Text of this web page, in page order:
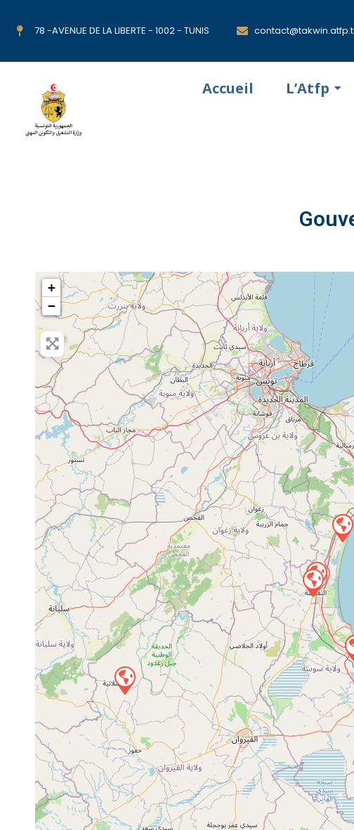
78 -AVENUE DE LA LIBERTE - 1002 - TUNIS
Accueil L’Atfp
+
−